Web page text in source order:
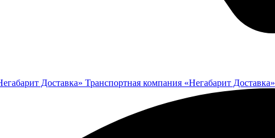
Транспортная компания «Негабарит Доставка»